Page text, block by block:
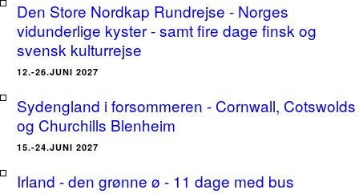
Den Store Nordkap Rundrejse - Norges
vidunderlige kyster - samt fire dage finsk og
svensk kulturrejse
12.-26.JUNI 2027
Sydengland i forsommeren - Cornwall, Cotswolds
og Churchills Blenheim
15.-24.JUNI 2027
Irland - den grønne ø - 11 dage med bus